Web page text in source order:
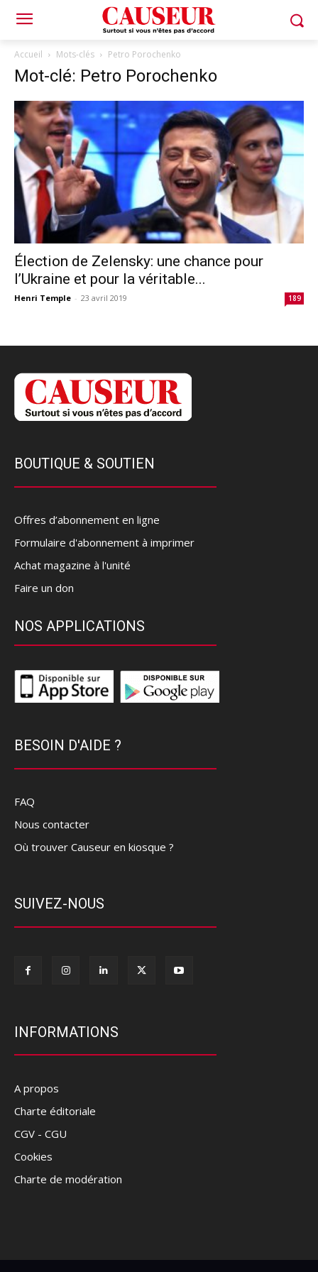
Accueil Mots-clés Petro Porochenko
Mot-clé: Petro Porochenko
Élection de Zelensky: une chance pour
l’Ukraine et pour la véritable...
Henri Temple - 23 avril 2019 189
BOUTIQUE & SOUTIEN
Offres d’abonnement en ligne
Formulaire d'abonnement à imprimer
Achat magazine à l'unité
Faire un don
NOS APPLICATIONS
BESOIN D'AIDE ?
FAQ
Nous contacter
Où trouver Causeur en kiosque ?
SUIVEZ-NOUS
INFORMATIONS
A propos
Charte éditoriale
CGV - CGU
Cookies
Charte de modération